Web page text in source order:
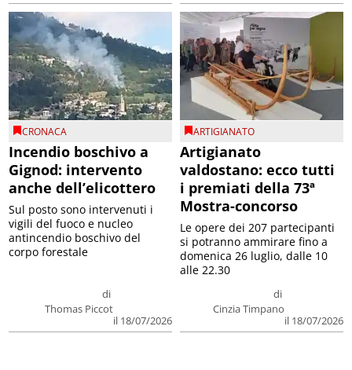
CRONACA
Incendio boschivo a
Gignod: intervento
anche dell’elicottero
di
Thomas Piccot
il 18/07/2026
Sul posto sono intervenuti i
vigili del fuoco e nucleo
antincendio boschivo del
corpo forestale
ARTIGIANATO
Artigianato
valdostano: ecco tutti
i premiati della 73ª
Mostra-concorso
di
Cinzia Timpano
il 18/07/2026
Le opere dei 207 partecipanti
si potranno ammirare fino a
domenica 26 luglio, dalle 10
alle 22.30